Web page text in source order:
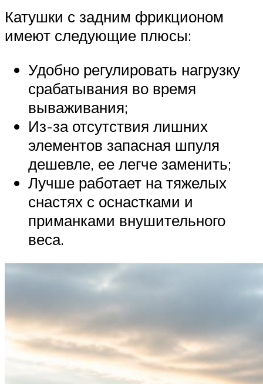
Катушки с задним фрикционом
имеют следующие плюсы:
Удобно регулировать нагрузку
срабатывания во время
вываживания;
Из-за отсутствия лишних
элементов запасная шпуля
дешевле, ее легче заменить;
Лучше работает на тяжелых
снастях с оснастками и
приманками внушительного
веса.